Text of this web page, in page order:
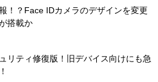
！？Face IDカメラのデザインを変更
搭載か
リティ修復版！旧デバイス向けにも急